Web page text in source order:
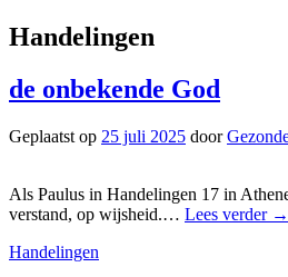
Handelingen
de onbekende God
Geplaatst op 25 juli 2025 door
Als Paulus in Handelingen 17 in
verstand, op wijsheid.… Lees verder →
Handelingen